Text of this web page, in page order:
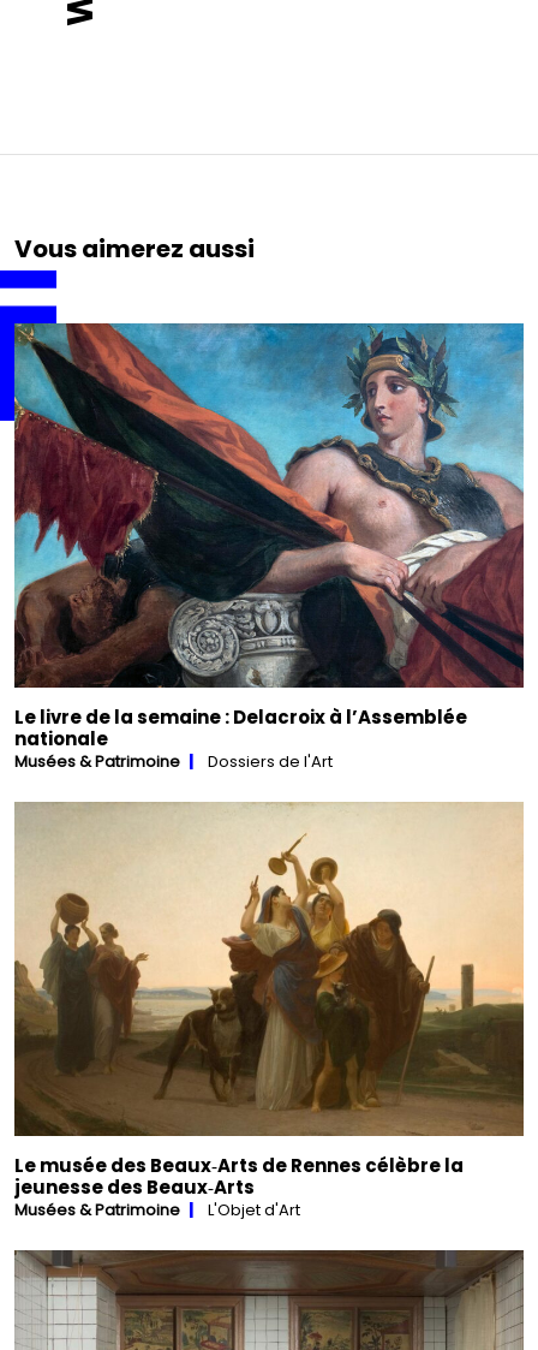
Vous aimerez aussi
Le livre de la semaine : Delacroix à l’Assemblée
nationale
Musées & Patrimoine Dossiers de l'Art
Le musée des Beaux‑Arts de Rennes célèbre la
jeunesse des Beaux‑Arts
Musées & Patrimoine L'Objet d'Art